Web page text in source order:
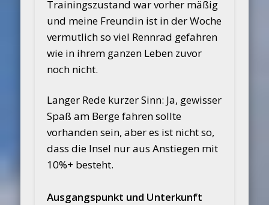
Trainingszustand war vorher mäßig
und meine Freundin ist in der Woche
vermutlich so viel Rennrad gefahren
wie in ihrem ganzen Leben zuvor
noch nicht.
Langer Rede kurzer Sinn: Ja, gewisser
Spaß am Berge fahren sollte
vorhanden sein, aber es ist nicht so,
dass die Insel nur aus Anstiegen mit
10%+ besteht.
Ausgangspunkt und Unterkunft